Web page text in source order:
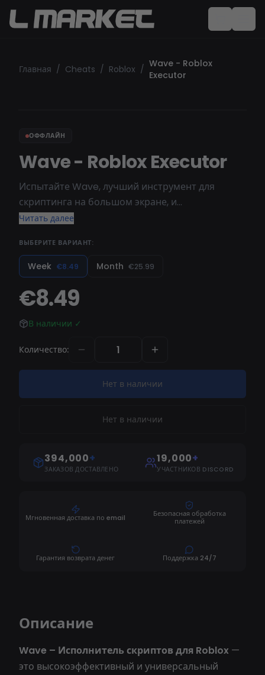
Главная / Cheats / Roblox / Wave - Roblox
Executor
ОФФЛАЙН
Wave - Roblox Executor
Испытайте Wave, лучший инструмент для
скриптинга на большом экране, и
воспользуйтесь его непревзойденной мощью.
наблюдатель, но и как участник, катящийся на
гребне инноваций. С передовыми
возможностями скриптинга и превосходной
производительностью Wave приглашает вас
полностью погрузиться и поймать волну
будущего.
Читать далее
ВЫБЕРИТЕ ВАРИАНТ:
Week €8.49 Month €25.99
€8.49
В наличии ✓
Количество:
Нет в наличии
Нет в наличии
394,000+
ЗАКАЗОВ ДОСТАВЛЕНО
19,000+
УЧАСТНИКОВ DISCORD
Мгновенная доставка по email
Безопасная обработка
платежей
Гарантия возврата денег Поддержка 24/7
Описание
Wave – Исполнитель скриптов для Roblox —
это высокоэффективный и универсальный